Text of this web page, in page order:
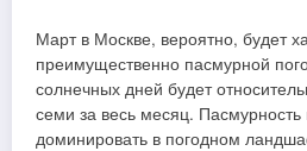
Март в Москве, вероятно, будет
преимущественно пасмурной
солнечных дней будет
семи за весь месяц. Пасмурность
доминировать в погодном